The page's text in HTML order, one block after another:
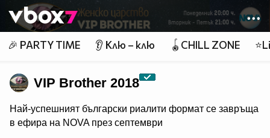
👾
🎉 PARTY TIME 👂 Клю – клю 🪀CHILL ZONE
VIP Brother 2018
Най-успешният български риалити формат се завръща
в ефира на NOVA през септември